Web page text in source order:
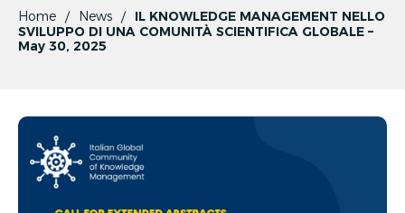
Home News
IL KNOWLEDGE MANAGEMENT NELLO
SVILUPPO DI UNA COMUNITÀ SCIENTIFICA GLOBALE –
May 30, 2025